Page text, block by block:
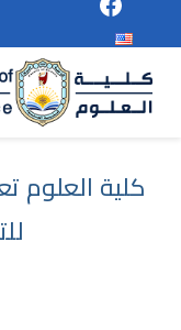
كلية العلوم